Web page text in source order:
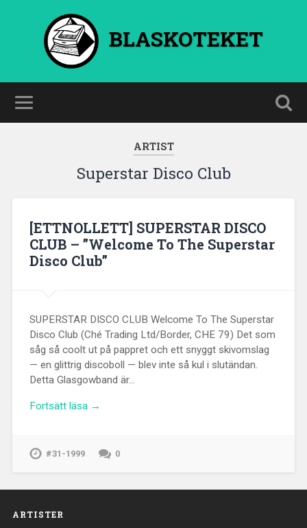
BLASKOTEKET
ARTIST
Superstar Disco Club
[ETTNOLLETT] SUPERSTAR DISCO
CLUB – ”Welcome To The Superstar
Disco Club”
SUPERSTAR DISCO CLUB Welcome To The Superstar
Disco Club (Ché Trading Ltd/Border, CHE 79) Det som
såg så coolt ut på pappret och ett snyggt skivomslag
— en glittrig discoboll — blev inte så kul i slutändan.
Detta Glasgowband är…
Fortsätt läsa →
#31-1999 0
ARTISTER